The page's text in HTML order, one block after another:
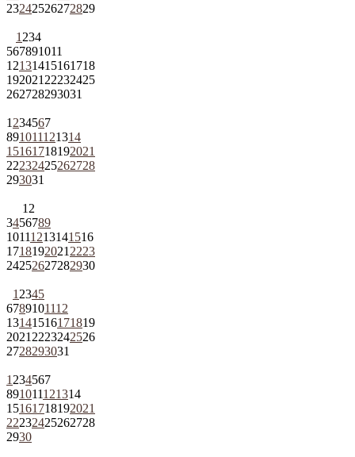
23242526272829
1 234
567891011
12131415161718
192021 22232425
262728293031
1 234567
891011121314
15161718192021
22232425262728
293031
1 2
3456789
10111213141516
1718192021 2223
24252627282930
1 2345
6789101112
13141516171819
2021 2223242526
2728293031
1 234567
891011121314
15161718192021
22232425262728
2930